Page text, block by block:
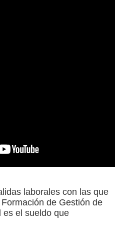
laborales con las que
de Gestión de
es el sueldo que